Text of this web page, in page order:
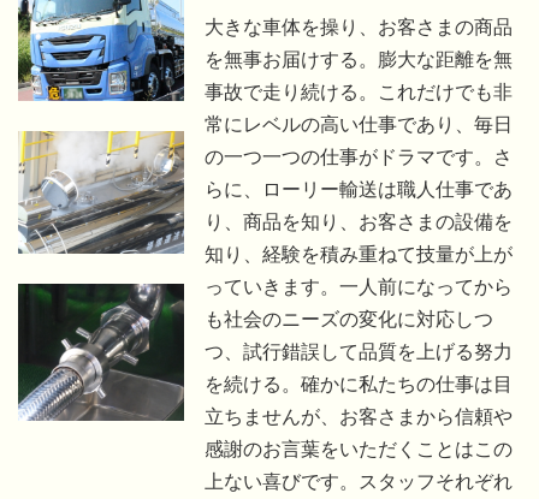
大きな車体を操り、お客さまの商品
を無事お届けする。膨大な距離を無
事故で走り続ける。これだけでも非
常にレベルの高い仕事であり、毎日
の一つ一つの仕事がドラマです。さ
らに、ローリー輸送は職人仕事であ
り、商品を知り、お客さまの設備を
知り、経験を積み重ねて技量が上が
っていきます。一人前になってから
も社会のニーズの変化に対応しつ
つ、試行錯誤して品質を上げる努力
を続ける。確かに私たちの仕事は目
立ちませんが、お客さまから信頼や
感謝のお言葉をいただくことはこの
上ない喜びです。スタッフそれぞれ